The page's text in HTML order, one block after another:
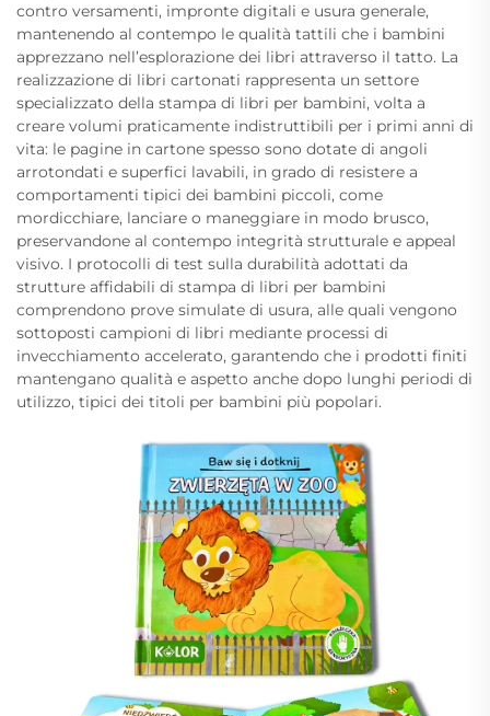
contro versamenti, impronte digitali e usura generale,
mantenendo al contempo le qualità tattili che i bambini
apprezzano nell’esplorazione dei libri attraverso il tatto. La
realizzazione di libri cartonati rappresenta un settore
specializzato della stampa di libri per bambini, volta a
creare volumi praticamente indistruttibili per i primi anni di
vita: le pagine in cartone spesso sono dotate di angoli
arrotondati e superfici lavabili, in grado di resistere a
comportamenti tipici dei bambini piccoli, come
mordicchiare, lanciare o maneggiare in modo brusco,
preservandone al contempo integrità strutturale e appeal
visivo. I protocolli di test sulla durabilità adottati da
strutture affidabili di stampa di libri per bambini
comprendono prove simulate di usura, alle quali vengono
sottoposti campioni di libri mediante processi di
invecchiamento accelerato, garantendo che i prodotti finiti
mantengano qualità e aspetto anche dopo lunghi periodi di
utilizzo, tipici dei titoli per bambini più popolari.